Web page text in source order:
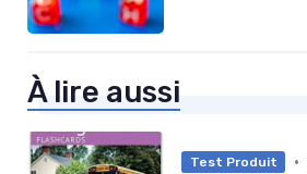
À lire aussi
Test Produit •